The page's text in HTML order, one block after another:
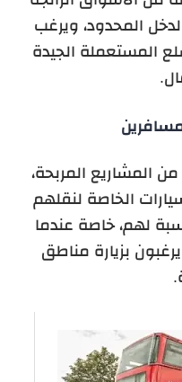
المحدود، ويرغب
المستعملة الجيدة
المشاريع المربحة،
الخاصة لنقلهم
لهم، خاصة عندما
بزيارة مناطق